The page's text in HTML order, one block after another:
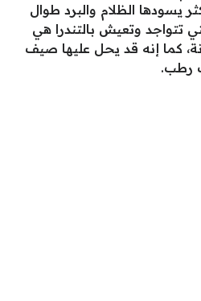
يسودها الظلام والبرد طوال
تتواجد وتعيش بالتندرا هي
كما إنه قد يحل عليها صيف
رطب.